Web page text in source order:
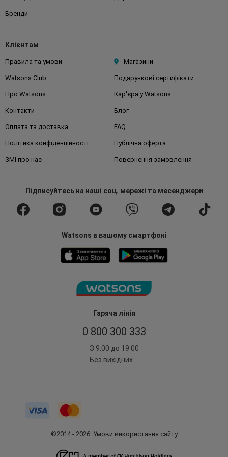
Гаряча лінія
0 800 300 333
З 9:00 до 19:00
Без вихідних
Бренди
Клієнтам
Правила та умови Магазини
Watsons Club Подарункові сертифікати
Про Watsons Кар'єра у Watsons
Контакти Блог
Оплата та доставка FAQ
Політика конфіденційності Публічна оферта
ЗМІ про нас Повернення замовлення
Підписуйтесьна наші соц. мережі та месенджери
Watsons в вашому смартфоні
©2014 - 2026. Умови використання сайту